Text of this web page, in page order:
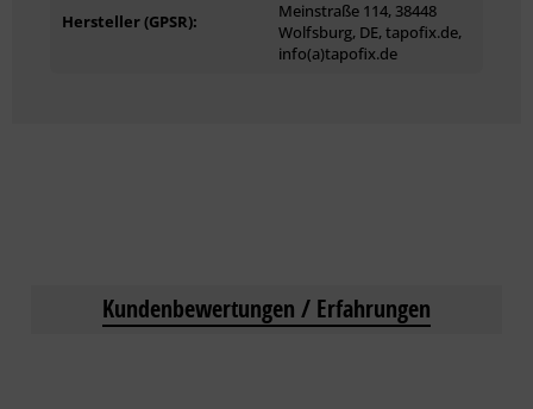
Hersteller (GPSR):
Meinstraße 114, 38448
Wolfsburg, DE, tapofix.de,
info(a)tapofix.de
Kundenbewertungen / Erfahrungen